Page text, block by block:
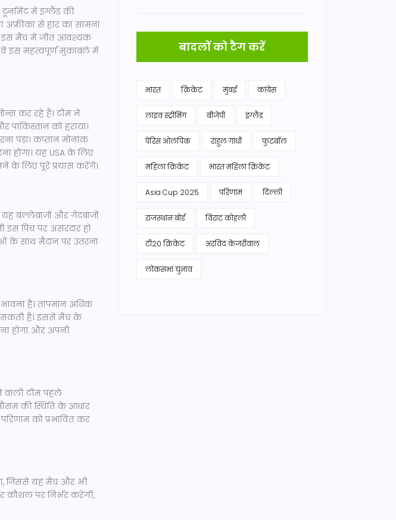
में इंग्लैंड की
अफ्रीका से हार का सामना
इस मैच में जीत आवश्यक
इस महत्वपूर्ण मुकाबले में
कर रहे हैं। टीम ने
पाकिस्तान को हराया।
पड़ा। कप्तान मोनांक
होगा। यह USA के लिए
के लिए पूरे प्रयास करेंगे।
बल्लेबाजों और गेंदबाजों
इस पिच पर असरदार हो
के साथ मैदान पर उतरना
है। तापमान अधिक
सकती है। इससे मैच के
होगा और अपनी
वाली टीम पहले
की स्थिति के आधार
को प्रभावित कर
जिससे यह मैच और भी
कौशल पर निर्भर करेगी,
बादलों को टैग करें
भारत क्रिकेट मुंबई कांग्रेस
लाइव स्ट्रीमिंग बीजेपी इंग्लैंड
पेरिस ओलंपिक राहुल गांधी फुटबॉल
महिला क्रिकेट भारत महिला क्रिकेट
Asia Cup 2025 परिणाम दिल्ली
राजस्थान बोर्ड विराट कोहली
टी20 क्रिकेट अरविंद केजरीवाल
लोकसभा चुनाव